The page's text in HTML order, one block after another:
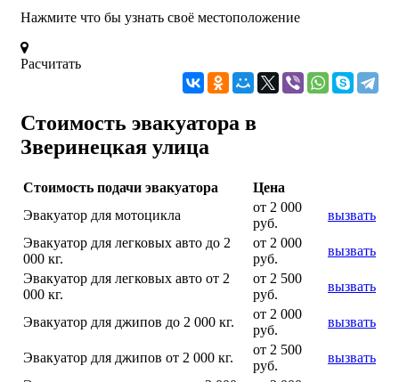
Нажмите что бы узнать своё местоположение
Расчитать
Стоимость эвакуатора в
Зверинецкая улица
Стоимость подачи эвакуатора
Цена
Эвакуатор для мотоцикла
от 2 000
руб.
вызвать
Эвакуатор для легковых авто до 2
000 кг.
от 2 000
руб.
вызвать
Эвакуатор для легковых авто от 2
000 кг.
от 2 500
руб.
вызвать
Эвакуатор для джипов до 2 000 кг.
от 2 000
руб.
вызвать
Эвакуатор для джипов от 2 000 кг.
от 2 500
руб.
вызвать